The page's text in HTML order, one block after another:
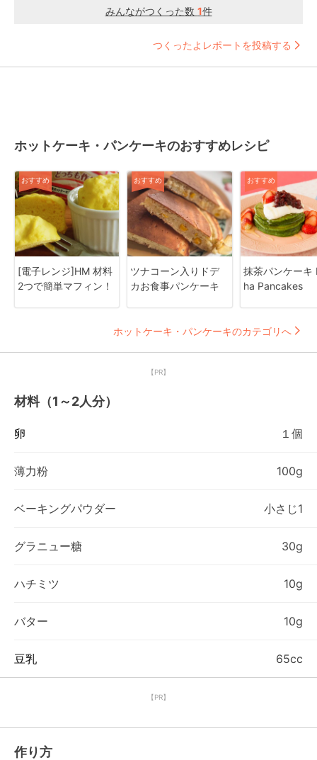
みんながつくった数 1件
つくったよレポートを投稿する
ホットケーキ・パンケーキのおすすめレシピ
おすすめ
[電子レンジ]HM 材料
2つで簡単マフィン！
おすすめ
ツナコーン入りドデ
カお食事パンケーキ
おすすめ
抹茶パンケーキ
ha Pancakes
ホットケーキ・パンケーキのカテゴリへ
【PR】
材料（1～2人分）
卵 １個
薄力粉 100g
ベーキングパウダー 小さじ1
グラニュー糖 30g
ハチミツ 10g
バター 10g
豆乳 65cc
【PR】
作り方